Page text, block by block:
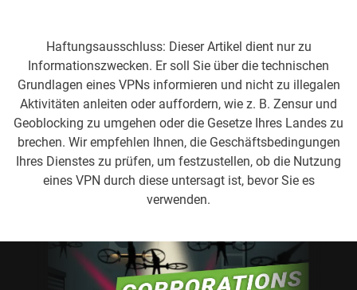
Haftungsausschluss: Dieser Artikel dient nur zu
Informationszwecken. Er soll Sie über die technischen
Grundlagen eines VPNs informieren und nicht zu illegalen
Aktivitäten anleiten oder auffordern, wie z. B. Zensur und
Geoblocking zu umgehen oder die Gesetze Ihres Landes zu
brechen. Wir empfehlen Ihnen, die Geschäftsbedingungen
Ihres Dienstes zu prüfen, um festzustellen, ob die Nutzung
eines VPN durch diese untersagt ist, bevor Sie es
verwenden.